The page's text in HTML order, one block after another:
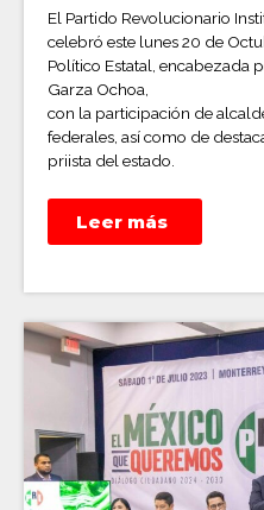
El Partido Revolucionario
celebró este lunes 20 de
Político Estatal, encabezada
Garza Ochoa,
con la participación de
federales, así como de
priista del estado.
Leer más